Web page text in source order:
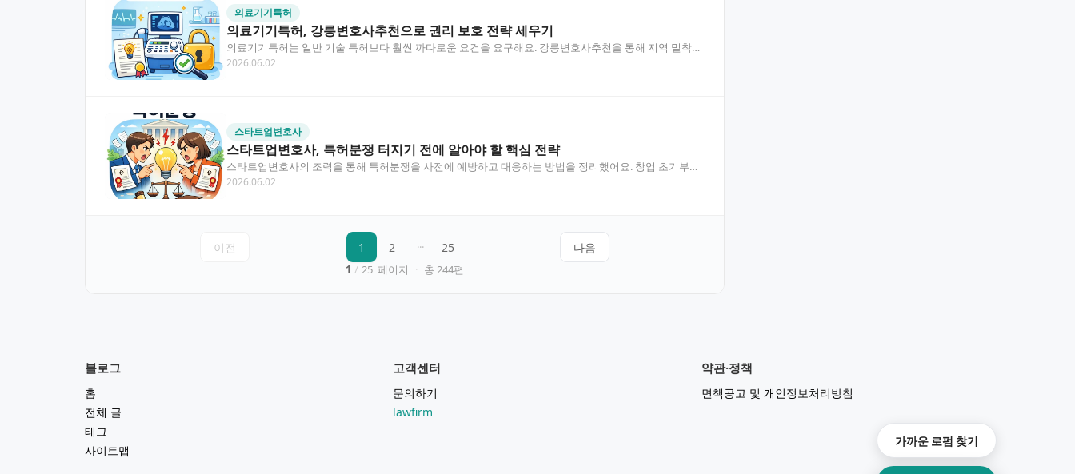
의료기기특허
의료기기특허, 강릉변호사추천으로 권리 보호 전략 세우기
의료기기특허는 일반 기술 특허보다 훨씬 까다로운 요건을 요구해요. 강릉변호사추천을 통해 지역 밀착형
법률상담을 받으면 출원 전략부터 분쟁 대응까지 한층 수월해집니다. 목차 의료기기…
2026.06.02
스타트업변호사
스타트업변호사, 특허분쟁 터지기 전에 알아야 할 핵심 전략
스타트업변호사의 조력을 통해 특허분쟁을 사전에 예방하고 대응하는 방법을 정리했어요. 창업 초기부터
지식재산권 을 어떻게 관리해야 하는지, 실제 분쟁이 발생했을 때 어떤 절차가 진행…
2026.06.02
이전 1 2 ··· 25 다음
1 / 25 페이지 · 총 244편
블로그
홈
전체 글
태그
사이트맵
고객센터
문의하기
lawfirm
약관·정책
면책공고 및 개인정보처리방침
가까운 로펌 찾기